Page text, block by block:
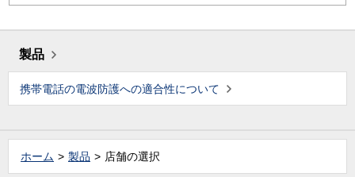
製品
携帯電話の電波防護への適合性について
ホーム 製品 店舗の選択